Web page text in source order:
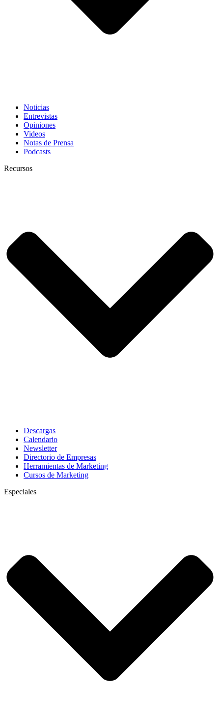
Noticias
Entrevistas
Opiniones
Videos
Notas de Prensa
Podcasts
Recursos
Descargas
Calendario
Newsletter
Directorio de Empresas
Herramientas de Marketing
Cursos de Marketing
Especiales